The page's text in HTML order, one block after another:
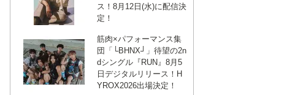
ス！8月12日(水)に配信決
定！
筋肉×パフォーマンス集
団「└BHNX┘」待望の2n
dシングル『RUN』8月5
日デジタルリリース！H
YROX2026出場決定！